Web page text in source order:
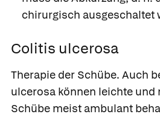
chirurgisch ausgeschaltet
Colitis ulcerosa
Therapie der Schübe. Auch
ulcerosa können leichte
Schübe meist ambulant